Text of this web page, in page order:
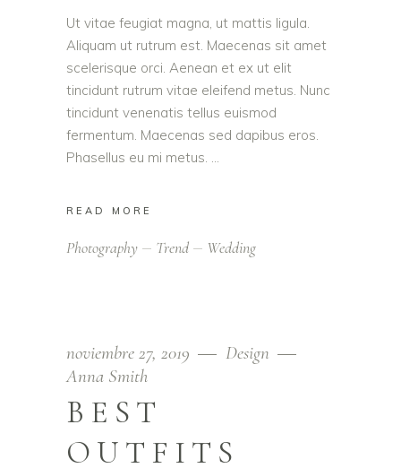
Ut vitae feugiat magna, ut mattis ligula.
Aliquam ut rutrum est. Maecenas sit amet
scelerisque orci. Aenean et ex ut elit
tincidunt rutrum vitae eleifend metus. Nunc
tincidunt venenatis tellus euismod
fermentum. Maecenas sed dapibus eros.
Phasellus eu mi metus.
READ MORE
Photography Trend Wedding
noviembre 27, 2019
Design
Anna Smith
BEST
OUTFITS